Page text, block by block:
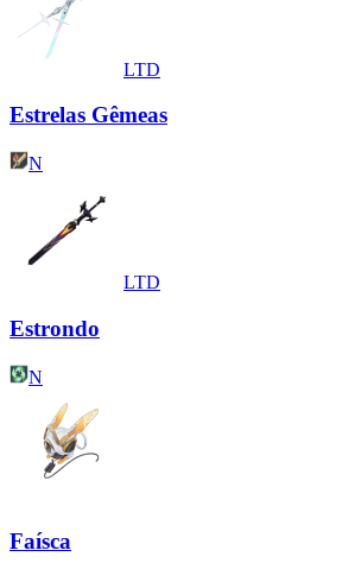
LTD
Estrelas Gêmeas
N
LTD
Estrondo
N
Faísca